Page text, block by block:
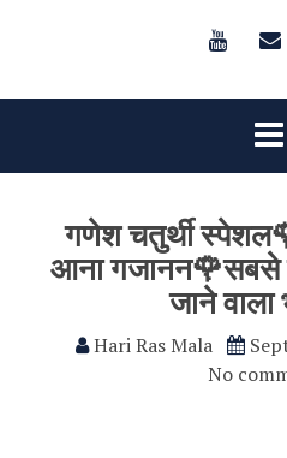
गणेश चतुर्थी
आना गजानन🌹सबसे
जाने
Hari Ras Mala
No